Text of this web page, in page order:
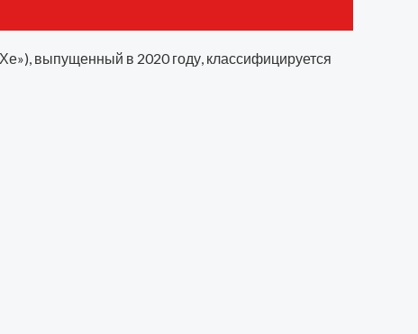
выпущенный в 2020 году, классифицируется